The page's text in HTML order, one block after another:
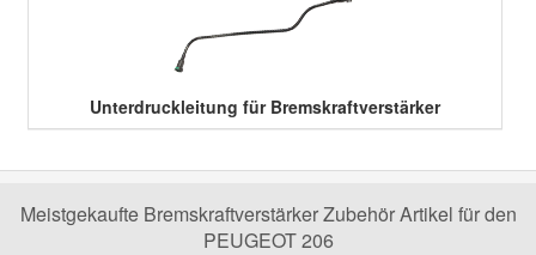
Unterdruckleitung für Bremskraftverstärker
Meistgekaufte Bremskraftverstärker Zubehör Artikel für den
PEUGEOT 206